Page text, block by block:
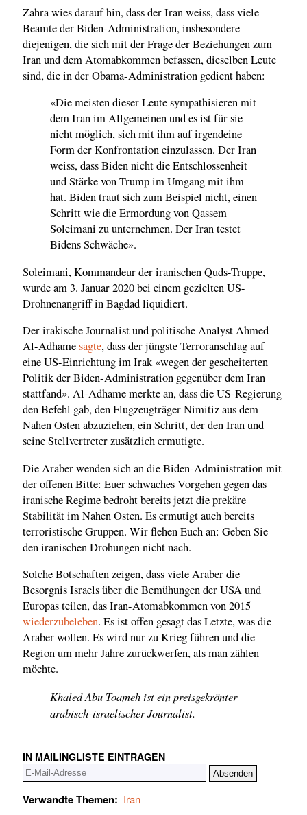
Zahra wies darauf hin, dass der Iran weiss, dass viele
Beamte der Biden-Administration, insbesondere
diejenigen, die sich mit der Frage der Beziehungen zum
Iran und dem Atomabkommen befassen, dieselben Leute
sind, die in der Obama-Administration gedient haben:
«Die meisten dieser Leute sympathisieren mit
dem Iran im Allgemeinen und es ist für sie
nicht möglich, sich mit ihm auf irgendeine
Form der Konfrontation einzulassen. Der Iran
weiss, dass Biden nicht die Entschlossenheit
und Stärke von Trump im Umgang mit ihm
hat. Biden traut sich zum Beispiel nicht, einen
Schritt wie die Ermordung von Qassem
Soleimani zu unternehmen. Der Iran testet
Bidens Schwäche».
Soleimani, Kommandeur der iranischen Quds-Truppe,
wurde am 3. Januar 2020 bei einem gezielten US-
Drohnenangriff in Bagdad liquidiert.
Der irakische Journalist und politische Analyst Ahmed
Al-Adhamesagte, dass der jüngste Terroranschlag auf
eine US-Einrichtung im Irak «wegen der gescheiterten
Politik der Biden-Administration gegenüber dem Iran
stattfand». Al-Adhame merkte an, dass die US-Regierung
den Befehl gab, den Flugzeugträger Nimitiz aus dem
Nahen Osten abzuziehen, ein Schritt, der den Iran und
seine Stellvertreter zusätzlich ermutigte.
Die Araber wenden sich an die Biden-Administration mit
der offenen Bitte: Euer schwaches Vorgehen gegen das
iranische Regime bedroht bereits jetzt die prekäre
Stabilität im Nahen Osten. Es ermutigt auch bereits
terroristische Gruppen. Wir flehen Euch an: Geben Sie
den iranischen Drohungen nicht nach.
Solche Botschaften zeigen, dass viele Araber die
Besorgnis Israels über die Bemühungen der USA und
Europas teilen, das Iran-Atomabkommen von 2015
wiederzubeleben. Es ist offen gesagt das Letzte, was die
Araber wollen. Es wird nur zu Krieg führen und die
Region um mehr Jahre zurückwerfen, als man zählen
möchte.
Khaled Abu Toameh ist ein preisgekrönter
arabisch-israelischer Journalist.
IN MAILINGLISTE EINTRAGEN
Verwandte Themen: Iran